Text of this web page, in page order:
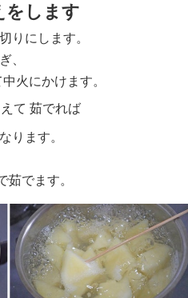
をします
りにします。
、
火にかけます。
て 茹でれば
ります。
茹でます。